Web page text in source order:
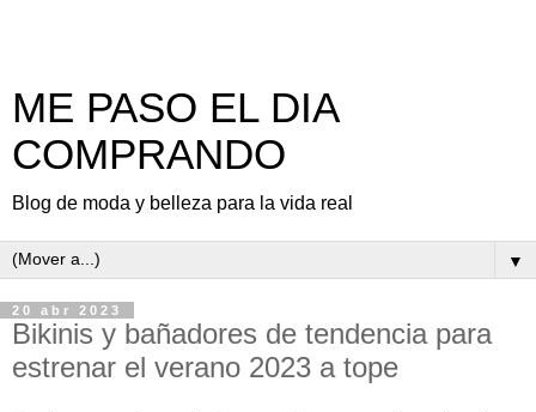
ME PASO EL DIA
COMPRANDO
Blog de moda y belleza para la vida real
▼
20 abr 2023
Bikinis y bañadores de tendencia para
estrenar el verano 2023 a tope